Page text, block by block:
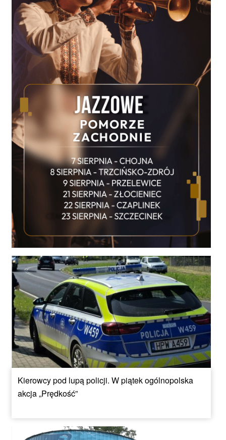
Kierowcy pod lupą policji. W piątek ogólnopolska
akcja „Prędkość”